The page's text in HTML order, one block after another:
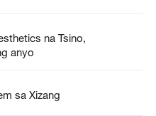
na Tsino,
anyo
sa Xizang